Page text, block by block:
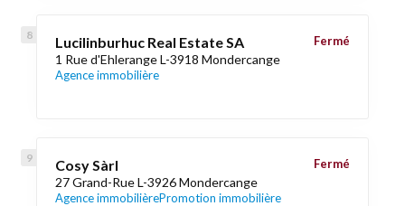
Lucilinburhuc Real Estate SA
1 Rue d'Ehlerange L-3918 Mondercange
Agence immobilière
Fermé
Cosy Sàrl
27 Grand-Rue L-3926 Mondercange
Agence immobilièrePromotion immobilière
Fermé